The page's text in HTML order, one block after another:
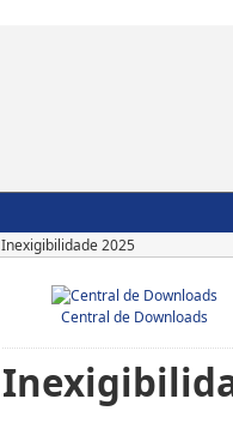
Inexigibilidade 2025
Central de Downloads